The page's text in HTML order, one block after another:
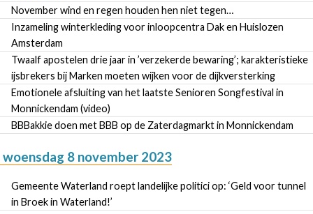
November wind en regen houden hen niet tegen…
Inzameling winterkleding voor inloopcentra Dak en Huislozen
Amsterdam
Twaalf apostelen drie jaar in ’verzekerde bewaring’; karakteristieke
ijsbrekers bij Marken moeten wijken voor de dijkversterking
Emotionele afsluiting van het laatste Senioren Songfestival in
Monnickendam (video)
BBBakkie doen met BBB op de Zaterdagmarkt in Monnickendam
woensdag 8 november 2023
Gemeente Waterland roept landelijke politici op: ‘Geld voor tunnel
in Broek in Waterland!’